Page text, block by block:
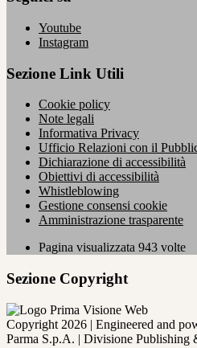
Youtube
Instagram
Sezione Link Utili
Cookie policy
Note legali
Informativa Privacy
Ufficio Relazioni con il
Dichiarazione di accessibilità
Obiettivi di accessibilità
Whistleblowing
Gestione consensi cookie
Amministrazione trasparente
Pagina visualizzata 943 volte
Sezione Copyright
Copyright 2026 | Engineered and
Parma S.p.A. | Divisione Publishing